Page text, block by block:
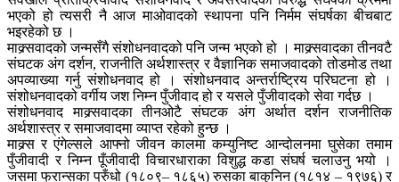
भएको हो त्यसरी नै आज माओवादको स्थापना पनि निर्मम संघर्षका बीचबाट
भइरहेको छ ।
माक्र्सवादको जन्मसँगै संशोधनवादको पनि जन्म भएको हो । माक्र्सवादका तीनवटै
संघटक अंग दर्शन, राजनीति अर्थशास्त्र र वैज्ञानिक समाजवादको तोडमोड तथा
अपव्याख्या गर्नु संशोधनवाद हो । संशोधनवाद अन्तर्राष्ट्रिय परिघटना हो ।
संशोधनवादको वर्गीय जश निम्न पुँजीवाद हो र यसले पुँजीवादको सेवा गर्दछ ।
संशोधनवाद माक्र्सवादका तीनओटै संघटक अंग अर्थात दर्शन राजनीतिक
अर्थशास्त्र र समाजवादमा व्याप्त रहेको हुन्छ ।
माक्र्स र एंगेल्सले आफ्नो जीवन कालमा कम्युनिष्ट आन्दोलनमा घुसेका तमाम
पुँजीवादी र निम्न पूँजीवादी विचारधाराका विशुद्ध कडा संघर्ष चलाउनु भयो ।
जसमा फ्रान्सका प्रुँधो (१८०९– १८६५) रुसका बाकुनिन (१८१४ – १९७६) र